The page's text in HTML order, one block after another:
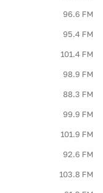
96.6 FM
95.4 FM
101.4 FM
98.9 FM
88.3 FM
99.9 FM
101.9 FM
92.6 FM
103.8 FM